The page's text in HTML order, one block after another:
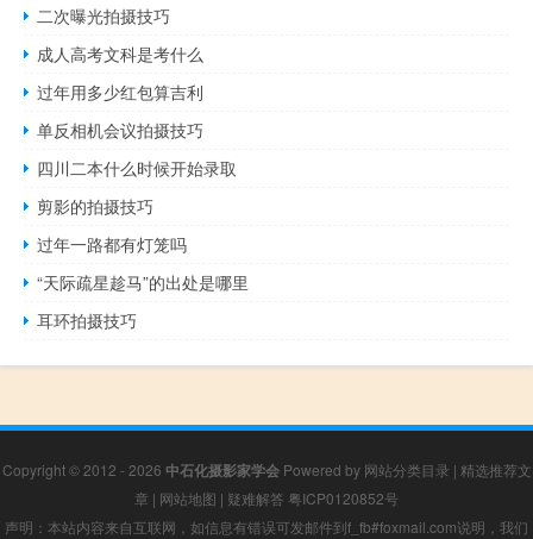
二次曝光拍摄技巧
成人高考文科是考什么
过年用多少红包算吉利
单反相机会议拍摄技巧
四川二本什么时候开始录取
剪影的拍摄技巧
过年一路都有灯笼吗
“天际疏星趁马”的出处是哪里
耳环拍摄技巧
Copyright © 2012 - 2026 中石化摄影家学会Powered by 网站分类目录 | 精选推荐文
章 | 网站地图 | 疑难解答 粤ICP0120852号
声明：本站内容来自互联网，如信息有错误可发邮件到f_fb#foxmail.com说明，我们